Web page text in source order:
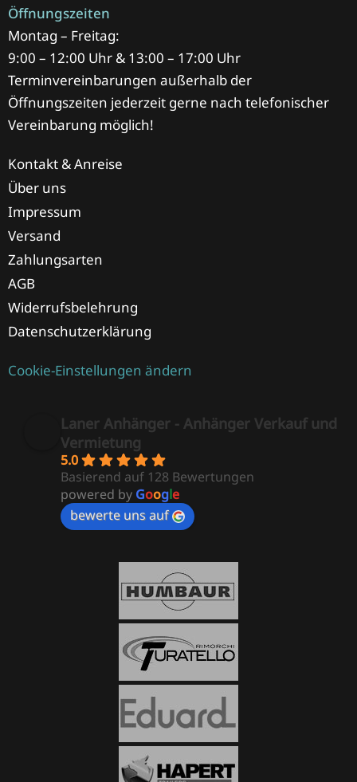
Öffnungszeiten
Montag – Freitag:
9:00 – 12:00 Uhr & 13:00 – 17:00 Uhr
Terminvereinbarungen außerhalb der
Öffnungszeiten jederzeit gerne nach telefonischer
Vereinbarung möglich!
Kontakt & Anreise
Über uns
Impressum
Versand
Zahlungsarten
AGB
Widerrufsbelehrung
Datenschutzerklärung
Cookie-Einstellungen ändern
Laner Anhänger - Anhänger Verkauf und
Vermietung
5.0
Basierend auf 128 Bewertungen
powered by Google
bewerte uns auf